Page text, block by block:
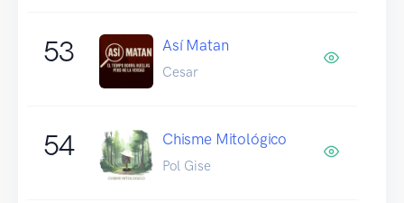
53 Así Matan
Cesar
54 Chisme Mitológico
Pol Gise